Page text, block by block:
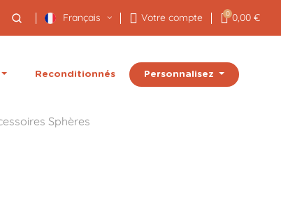
Français Votre compte 0 0,00 €
Reconditionnés Personnalisez
Sphères